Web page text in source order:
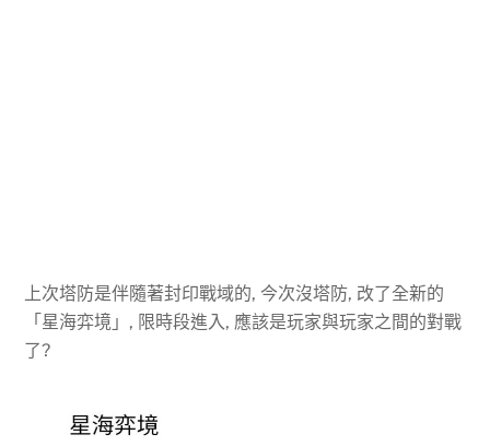
上次塔防是伴隨著封印戰域的, 今次沒塔防, 改了全新的
「星海弈境」, 限時段進入, 應該是玩家與玩家之間的對戰
了?